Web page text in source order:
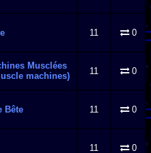
11 0
Musclées
machines)
11 0
Bête 11 0
11 0